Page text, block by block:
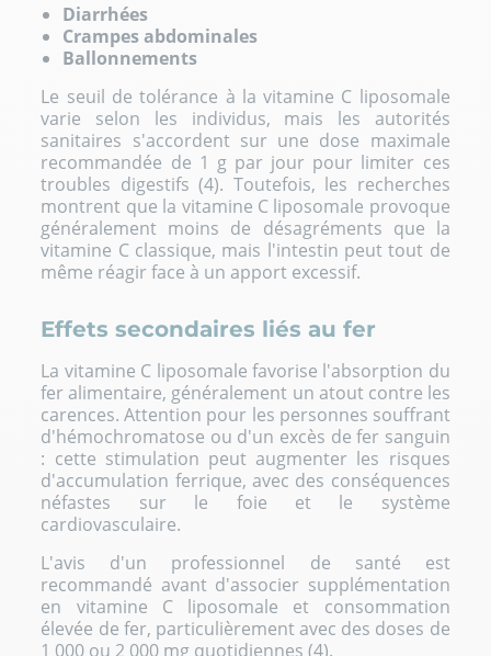
Diarrhées
Crampes abdominales
Ballonnements
Le seuil de tolérance à la vitamine C liposomale
varie selon les individus, mais les autorités
sanitaires s'accordent sur une dose maximale
recommandée de 1 g par jour pour limiter ces
troubles digestifs (4). Toutefois, les recherches
montrent que la vitamine C liposomale provoque
généralement moins de désagréments que la
vitamine C classique, mais l'intestin peut tout de
même réagir face à un apport excessif.
Effets secondaires liés au fer
La vitamine C liposomale favorise l'absorption du
fer alimentaire, généralement un atout contre les
carences. Attention pour les personnes souffrant
d'hémochromatose ou d'un excès de fer sanguin
: cette stimulation peut augmenter les risques
d'accumulation ferrique, avec des conséquences
néfastes sur le foie et le système
cardiovasculaire.
L'avis d'un professionnel de santé est
recommandé avant d'associer supplémentation
en vitamine C liposomale et consommation
élevée de fer, particulièrement avec des doses de
1 000 ou 2 000 mg quotidiennes (4).